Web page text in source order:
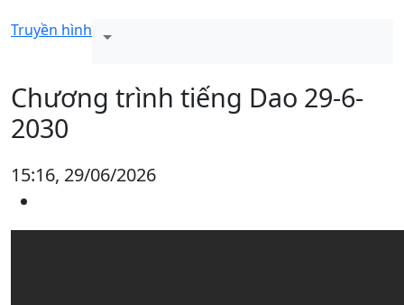
Truyền hình
Chương trình tiếng Dao 29-6-
2030
15:16, 29/06/2026